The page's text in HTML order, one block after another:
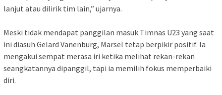
lanjut atau dilirik tim lain,” ujarnya.
Meski tidak mendapat panggilan masuk Timnas U23 yang saat
ini diasuh Gelard Vanenburg, Marsel tetap berpikir positif. Ia
mengakui sempat merasa iri ketika melihat rekan-rekan
seangkatannya dipanggil, tapi ia memilih fokus memperbaiki
diri.